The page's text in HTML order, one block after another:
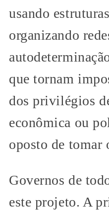
usando
organizando
que tornam
dos privilégios
econômica ou
oposto de tomar
Governos de
este projeto. A